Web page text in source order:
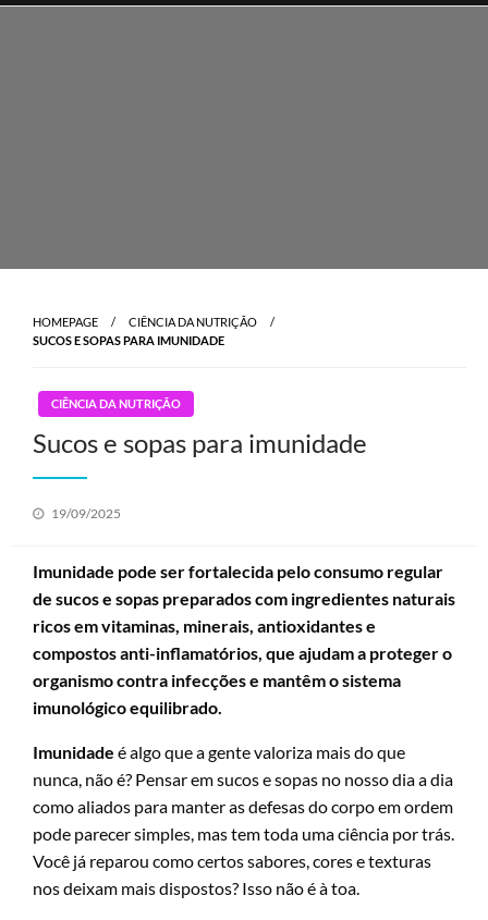
Skip
HOMEPAGE
CIÊNCIA DA NUTRIÇÃO
SUCOS E SOPAS PARA IMUNIDADE
CIÊNCIA DA NUTRIÇÃO
Sucos e sopas para imunidade
Posted
19/09/2025
Imunidade pode ser fortalecida pelo consumo regular
de sucos e sopas preparados com ingredientes naturais
ricos em vitaminas, minerais, antioxidantes e
compostos anti-inflamatórios, que ajudam a proteger o
organismo contra infecções e mantêm o sistema
imunológico equilibrado.
Imunidade é algo que a gente valoriza mais do que
nunca, não é? Pensar em sucos e sopas no nosso dia a dia
como aliados para manter as defesas do corpo em ordem
pode parecer simples, mas tem toda uma ciência por trás.
Você já reparou como certos sabores, cores e texturas
nos deixam mais dispostos? Isso não é à toa.